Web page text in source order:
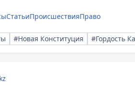
СтатьиПроисшествияПраво
#Новая Конституция #Гордость